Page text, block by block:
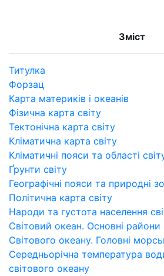
Зміст
Титулка
Форзац
Карта материків і океанів
Фізична карта світу
Тектонічна карта світу
Кліматична карта світу
Кліматичні пояси та області
Ґрунти світу
Географічні пояси та природні
Політична карта світу
Народи та густота населення
Світовий океан. Основні райони
Світового океану. Головні
Середньорічна температура
світового океану